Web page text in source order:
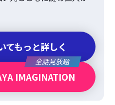
てもっと詳しく
全話見放題
IMAGINATION